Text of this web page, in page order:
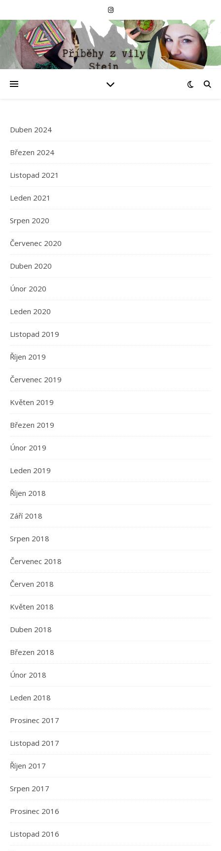
Duben 2024
Březen 2024
Listopad 2021
Leden 2021
Srpen 2020
Červenec 2020
Duben 2020
Únor 2020
Leden 2020
Listopad 2019
Říjen 2019
Červenec 2019
Květen 2019
Březen 2019
Únor 2019
Leden 2019
Říjen 2018
Září 2018
Srpen 2018
Červenec 2018
Červen 2018
Květen 2018
Duben 2018
Březen 2018
Únor 2018
Leden 2018
Prosinec 2017
Listopad 2017
Říjen 2017
Srpen 2017
Prosinec 2016
Listopad 2016